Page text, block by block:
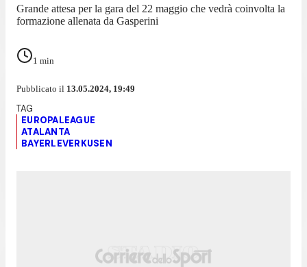
Grande attesa per la gara del 22 maggio che vedrà coinvolta la
formazione allenata da Gasperini
1 min
Pubblicato il 13.05.2024, 19:49
EUROPALEAGUE
ATALANTA
BAYERLEVERKUSEN